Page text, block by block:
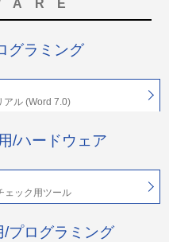
グラミング
アル (Word 7.0)
/ハードウェア
ェック用ツール
プログラミング